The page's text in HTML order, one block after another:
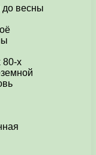
весны
80-х